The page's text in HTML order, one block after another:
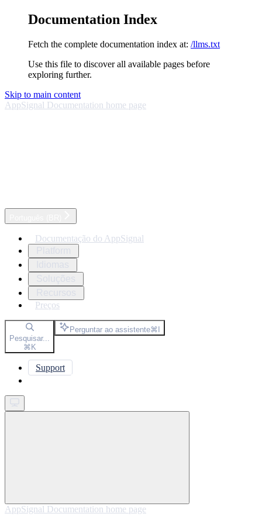
Documentation Index
Fetch the complete documentation index at: /llms.txt
Use this file to discover all available pages before
exploring further.
Skip to main content
AppSignal Documentation home page
Documentação do AppSignal
Preços
Pesquisar...
⌘K
Perguntar ao assistente⌘I
Support
AppSignal Documentation home page